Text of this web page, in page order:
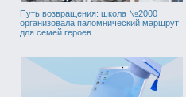
Путь возвращения: школа №2000
организовала паломнический маршрут
для семей героев